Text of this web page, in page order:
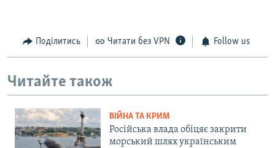
Поділитись Читати без VPN Follow us
Читайте також
ВІЙНА ТА КРИМ
Російська влада обіцяє закрити
морський шлях українським